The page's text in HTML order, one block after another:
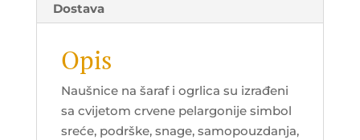
Dostava
Opis
Naušnice na šaraf i ogrlica su izrađeni
sa cvijetom crvene pelargonije simbol
sreće, podrške, snage, samopouzdanja,